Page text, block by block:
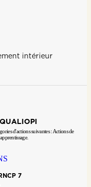
intérieur
d'actions suivantes : Actions de
7